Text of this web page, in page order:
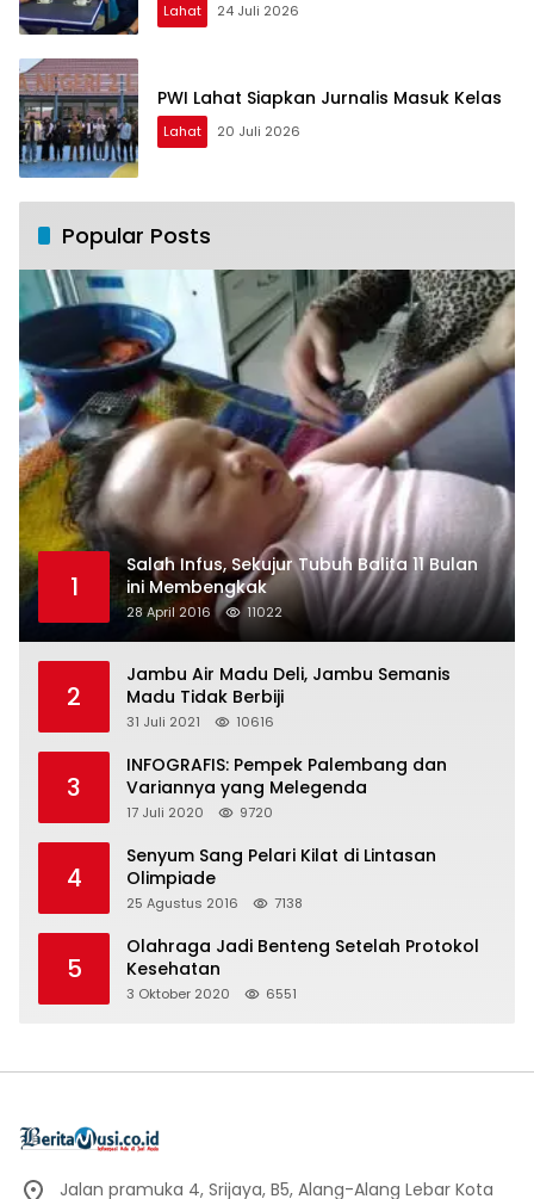
Lahat 24 Juli 2026
PWI Lahat Siapkan Jurnalis Masuk Kelas
Lahat 20 Juli 2026
Popular Posts
1
Salah Infus, Sekujur Tubuh Balita 11 Bulan
ini Membengkak
28 April 2016 11022
2
Jambu Air Madu Deli, Jambu Semanis
Madu Tidak Berbiji
31 Juli 2021 10616
3
INFOGRAFIS: Pempek Palembang dan
Variannya yang Melegenda
17 Juli 2020 9720
4
Senyum Sang Pelari Kilat di Lintasan
Olimpiade
25 Agustus 2016 7138
5
Olahraga Jadi Benteng Setelah Protokol
Kesehatan
3 Oktober 2020 6551
Jalan pramuka 4, Srijaya, B5, Alang-Alang Lebar Kota